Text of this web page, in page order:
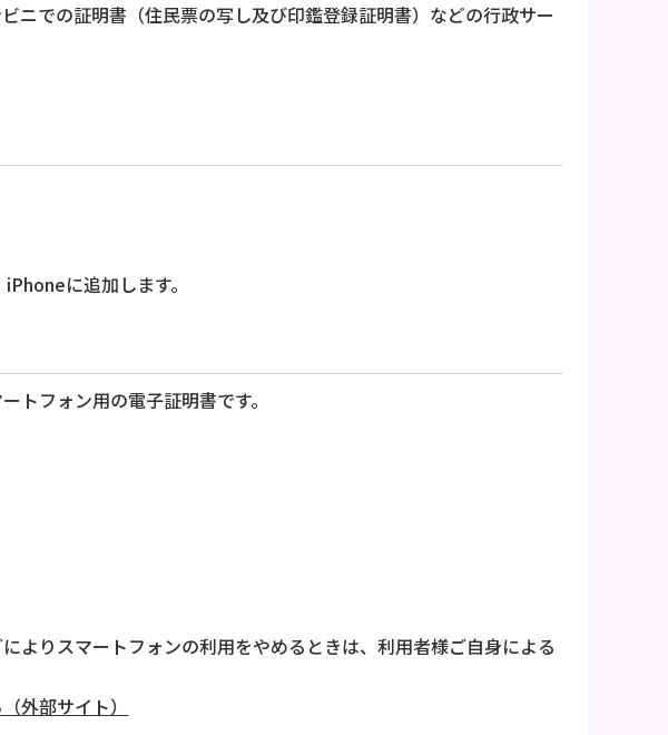
ニでの証明書（住民票の写し及び印鑑登録証明書）などの行政サー
に追加します。
トフォン用の電子証明書です。
よりスマートフォンの利用をやめるときは、利用者様ご自身による
外部サイト）